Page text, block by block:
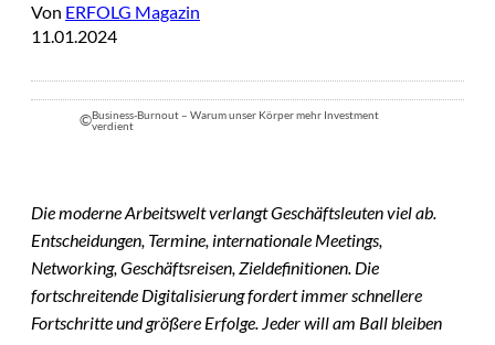
Von ERFOLG Magazin
11.01.2024
©Business-Burnout – Warum unser Körper mehr Investment
verdient
Die moderne Arbeitswelt verlangt Geschäftsleuten viel ab.
Entscheidungen, Termine, internationale Meetings,
Networking, Geschäftsreisen, Zieldefinitionen. Die
fortschreitende Digitalisierung fordert immer schnellere
Fortschritte und größere Erfolge. Jeder will am Ball bleiben